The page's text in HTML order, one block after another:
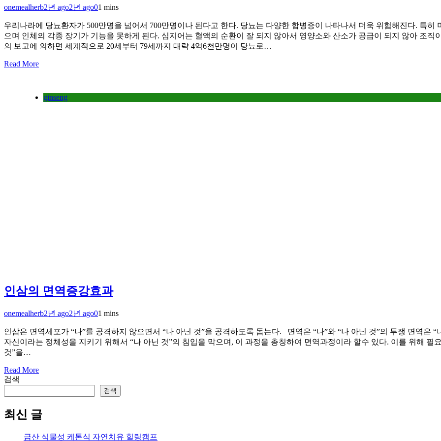
onemealherb2년 ago2년 ago01 mins
우리나라에 당뇨환자가 500만명을 넘어서 700만명이나 된다고 한다. 당뇨는 다양한 합병증이 나타나서 더욱 위험해진다. 특
으며 인체의 각종 장기가 기능을 못하게 된다. 심지어는 혈액의 순환이 잘 되지 않아서 영양소와 산소가 공급이 되지 않아 조
의 보고에 의하면 세계적으로 20세부터 79세까지 대략 4억6천만명이 당뇨로…
Read More
ginseng
인삼의 면역증강효과
onemealherb2년 ago2년 ago01 mins
인삼은 면역세포가 “나”를 공격하지 않으면서 “나 아닌 것”을 공격하도록 돕는다. 면역은 “나”와 “나 아닌 것”의 투쟁 면역은
자신이라는 정체성을 지키기 위해서 “나 아닌 것”의 침입을 막으며, 이 과정을 총칭하여 면역과정이라 할수 있다. 이를 위해 필
것”을…
Read More
검색
검색
최신 글
금산 식물성 케톤식 자연치유 힐링캠프